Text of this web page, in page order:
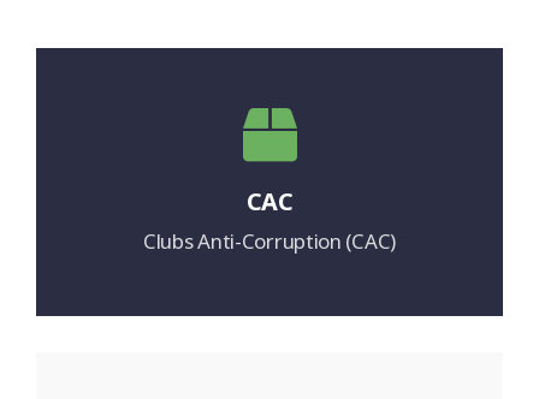
CAC
Clubs Anti-Corruption (CAC)